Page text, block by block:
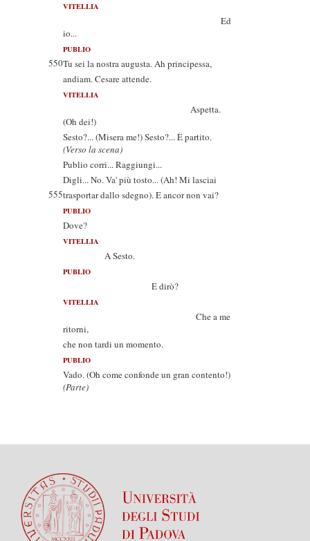
VITELLIA
Ed
io...
PUBLIO
550Tu sei la nostra augusta. Ah principessa,
andiam. Cesare attende.
VITELLIA
Aspetta.
(Oh dei!)
Sesto?... (Misera me!) Sesto?... È partito.
(Verso la scena)
Publio corri... Raggiungi...
Digli... No. Va' più tosto... (Ah! Mi lasciai
555trasportar dallo sdegno). E ancor non vai?
PUBLIO
Dove?
VITELLIA
A Sesto.
PUBLIO
E dirò?
VITELLIA
Che a me
ritorni,
che non tardi un momento.
PUBLIO
Vado. (Oh come confonde un gran contento!)
(Parte)